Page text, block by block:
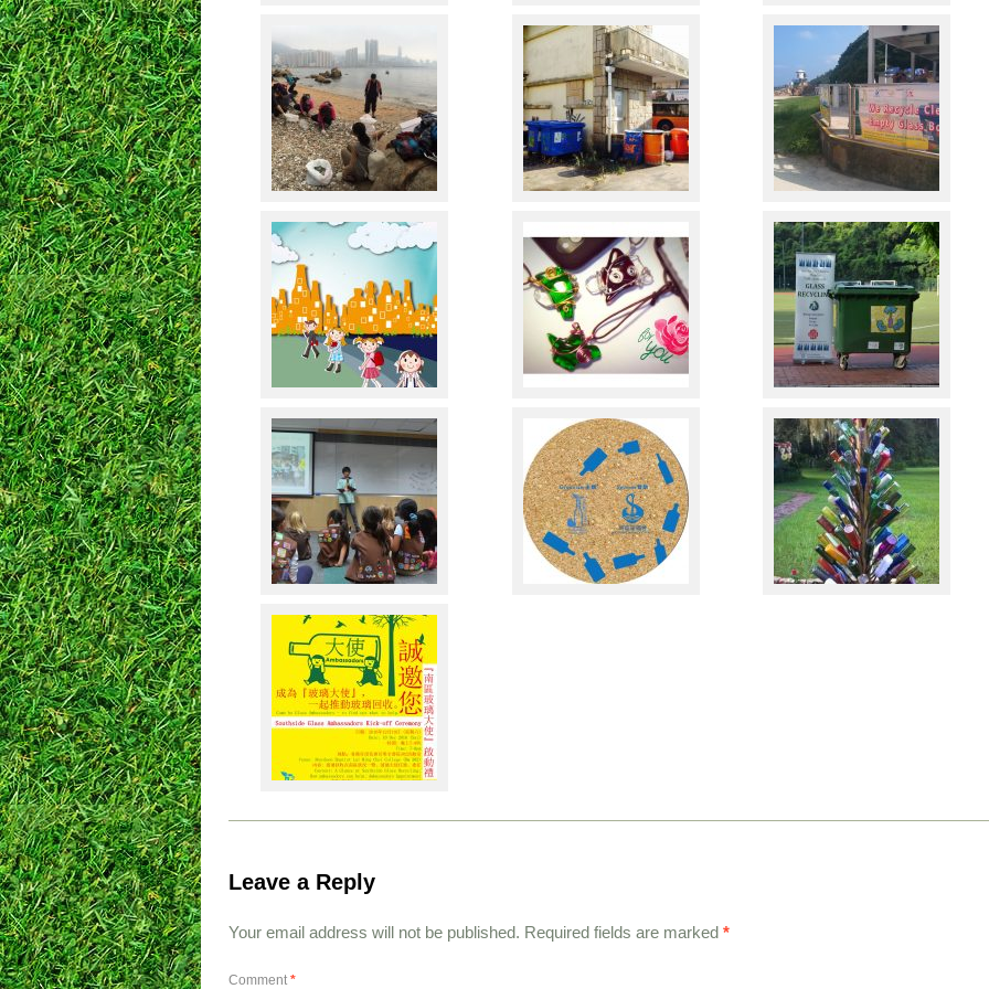
Leave a Reply
Your email address will not be published. Required fields are marked *
Comment *